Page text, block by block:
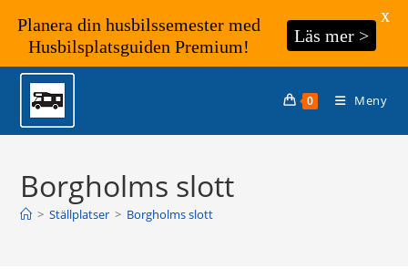
Hoppa
innehållet
0 Meny
Borgholms slott
> Ställplatser > Borgholms slott
Planera din husbilssemester med
Husbilsplatsguiden Premium!
Läs mer >
X